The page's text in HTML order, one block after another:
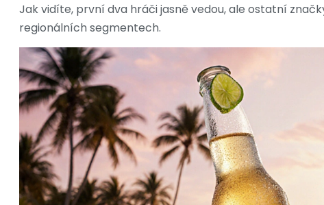
Jak vidíte, první dva hráči jasně vedou, ale ostatní
regionálních segmentech.